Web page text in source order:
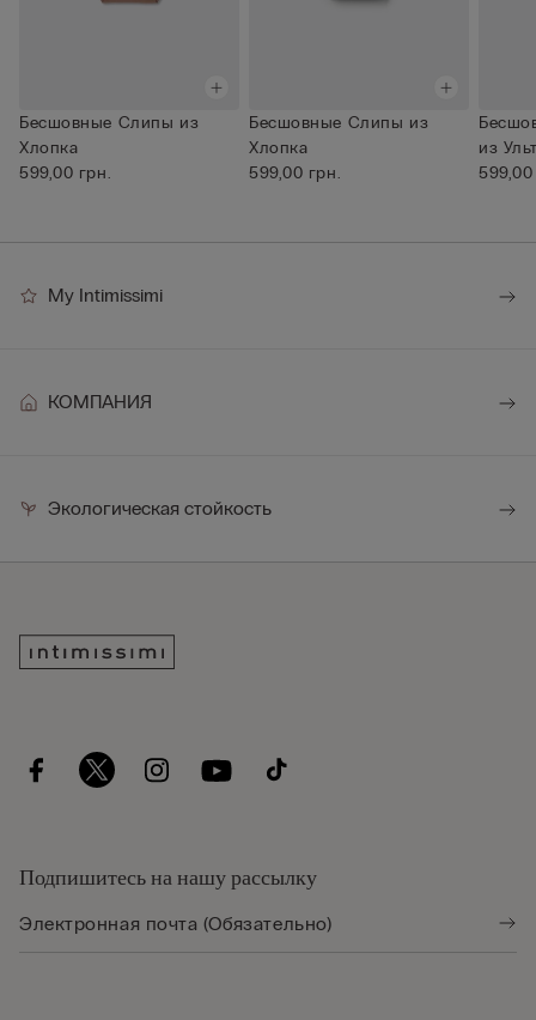
Бесшовные Слипы из
Хлопка
599,00 грн.
Бесшовные Слипы из
Хлопка
599,00 грн.
из
599,00
My Intimissimi
КОМПАНИЯ
Экологическая стойкость
Подпишитесь на нашу рассылку